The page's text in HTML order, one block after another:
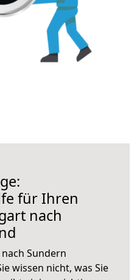
für Ihren
nach
Sundern
wissen nicht, was Sie